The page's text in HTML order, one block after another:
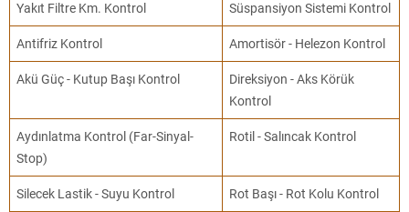
Yakıt Filtre Km. Kontrol Süspansiyon Sistemi Kontrol
Antifriz Kontrol Amortisör - Helezon Kontrol
Akü Güç - Kutup Başı Kontrol
Direksiyon - Aks Körük
Kontrol
Aydınlatma Kontrol (Far-Sinyal-
Stop)
Rotil - Salıncak Kontrol
Silecek Lastik - Suyu Kontrol Rot Başı - Rot Kolu Kontrol